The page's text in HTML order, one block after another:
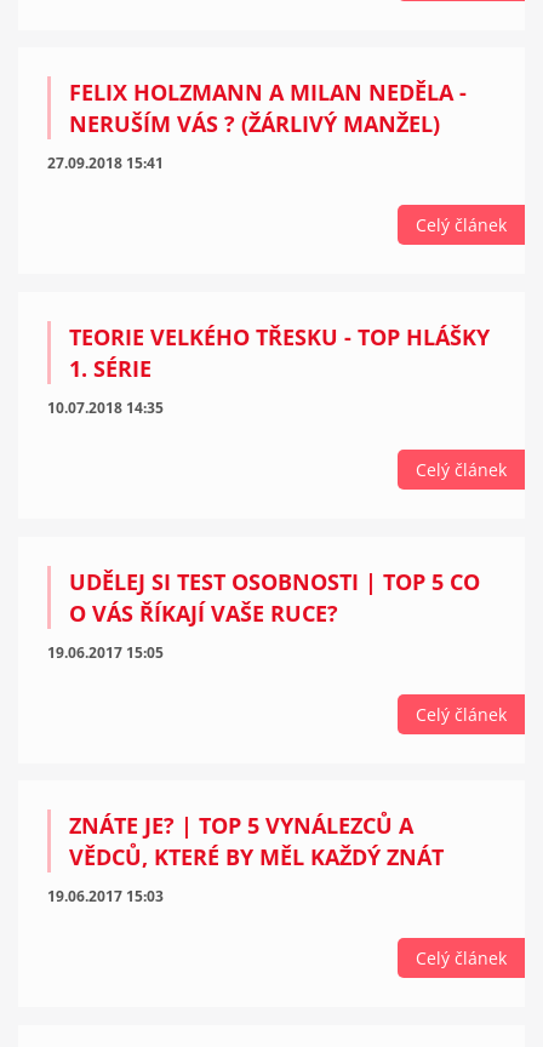
FELIX HOLZMANN A MILAN NEDĚLA -
NERUŠÍM VÁS ? (ŽÁRLIVÝ MANŽEL)
27.09.2018 15:41
Celý článek
TEORIE VELKÉHO TŘESKU - TOP HLÁŠKY
1. SÉRIE
10.07.2018 14:35
Celý článek
UDĚLEJ SI TEST OSOBNOSTI | TOP 5 CO
O VÁS ŘÍKAJÍ VAŠE RUCE?
19.06.2017 15:05
Celý článek
ZNÁTE JE? | TOP 5 VYNÁLEZCŮ A
VĚDCŮ, KTERÉ BY MĚL KAŽDÝ ZNÁT
19.06.2017 15:03
Celý článek